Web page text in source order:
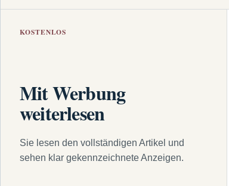
KOSTENLOS
Mit Werbung
weiterlesen
Sie lesen den vollständigen Artikel und
sehen klar gekennzeichnete Anzeigen.